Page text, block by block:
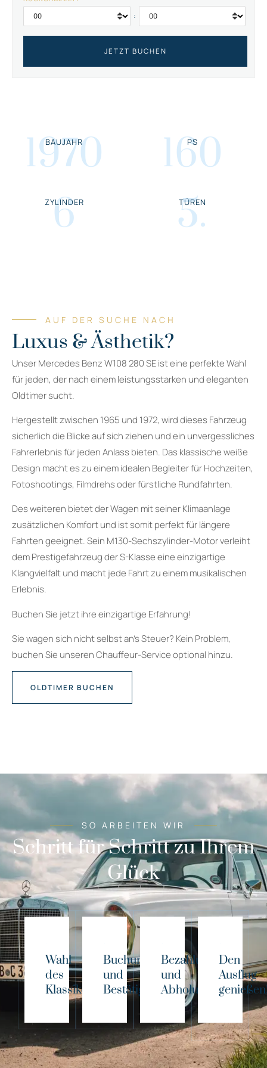
:
1970
BAUJAHR 160
PS
6
ZYLINDER 5.
TÜREN
AUF DER SUCHE NACH
Luxus & Ästhetik?
Unser Mercedes Benz W108 280 SE ist eine perfekte Wahl
für jeden, der nach einem leistungsstarken und eleganten
Oldtimer sucht.
Hergestellt zwischen 1965 und 1972, wird dieses Fahrzeug
sicherlich die Blicke auf sich ziehen und ein unvergessliches
Fahrerlebnis für jeden Anlass bieten. Das klassische weiße
Design macht es zu einem idealen Begleiter für Hochzeiten,
Fotoshootings, Filmdrehs oder fürstliche Rundfahrten.
Des weiteren bietet der Wagen mit seiner Klimaanlage
zusätzlichen Komfort und ist somit perfekt für längere
Fahrten geeignet. Sein M130-Sechszylinder-Motor verleiht
dem Prestigefahrzeug der S-Klasse eine einzigartige
Klangvielfalt und macht jede Fahrt zu einem musikalischen
Erlebnis.
Buchen Sie jetzt ihre einzigartige Erfahrung!
Sie wagen sich nicht selbst an’s Steuer? Kein Problem,
buchen Sie unseren Chauffeur-Service optional hinzu.
OLDTIMER BUCHEN
SO ARBEITEN WIR
Schritt für Schritt zu Ihrem
Glück
Wahl
des
Klassikers!
Buchung
und
Bestätigung
Bezahlung
und
Abholung
Den
Ausflug